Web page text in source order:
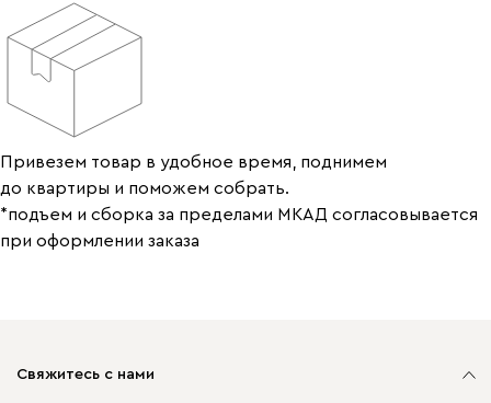
Привезем товар в удобное время, поднимем
до квартиры и поможем собрать.
*подъем и сборка за пределами МКАД согласовывается
при оформлении заказа
Свяжитесь с нами